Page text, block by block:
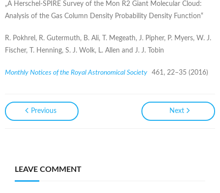
„A Herschel-SPIRE Survey of the Mon R2 Giant Molecular Cloud:
Analysis of the Gas Column Density Probability Density Function“
R. Pokhrel, R. Gutermuth, B. Ali, T. Megeath, J. Pipher, P. Myers, W. J.
Fischer, T. Henning, S. J. Wolk, L. Allen and J. J. Tobin
Monthly Notices of the Royal Astronomical Society 461, 22–35 (2016)
Previous Next
LEAVE COMMENT